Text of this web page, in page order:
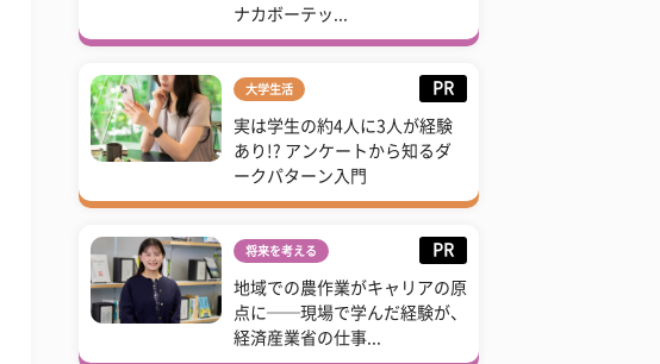
ナカボーテッ...
大学生活 PR
実は学生の約4人に3人が経験
あり!? アンケートから知るダ
ークパターン入門
将来を考える PR
地域での農作業がキャリアの原
点に──現場で学んだ経験が、
経済産業省の仕事...